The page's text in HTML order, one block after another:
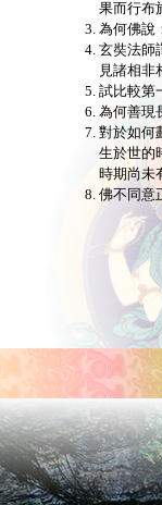
果而行布
為何佛說
玄奘法師
見諸相非
試比較第
為何善現
對於如何
生於世的
時期尚未
佛不同意